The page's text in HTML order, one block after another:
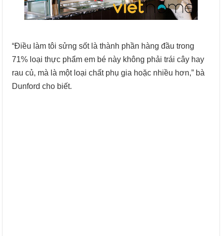
“Điều làm tôi sửng sốt là thành phần hàng đầu trong
71% loại thực phẩm em bé này không phải trái cây hay
rau củ, mà là một loại chất phụ gia hoặc nhiều hơn,” bà
Dunford cho biết.